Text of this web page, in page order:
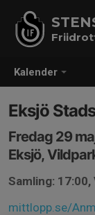
Kalender
Eksjö
Fredag 29
Eksjö,
Samling: 17:00,
mittlopp.se/